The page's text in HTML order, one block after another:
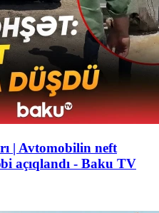
| Avtomobilin neft
açıqlandı - Baku TV